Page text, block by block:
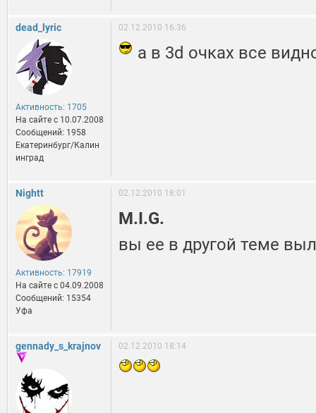
dead_lyric
Активность: 1705
На сайте c 10.07.2008
Сообщений: 1958
Екатеринбург/Калин
инград
02.12.2010 16:36
а в 3d очках все
Nightt
Активность: 17919
На сайте c 04.09.2008
Сообщений: 15354
Уфа
02.12.2010 18:01
M.I.G.
вы ее в другой теме
gennady_s_krajnov 02.12.2010 18:14